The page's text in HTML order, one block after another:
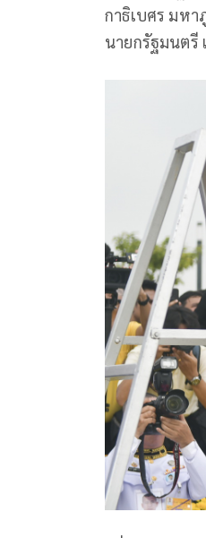
กาธิเบศร มห
นายกรัฐมนตรี